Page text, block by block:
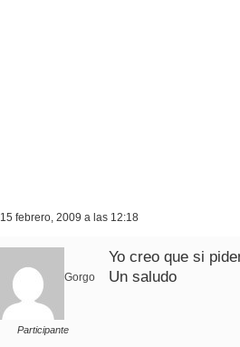
15 febrero, 2009 a las 12:18
Gorgo
Participante
Yo creo que si
Un saludo